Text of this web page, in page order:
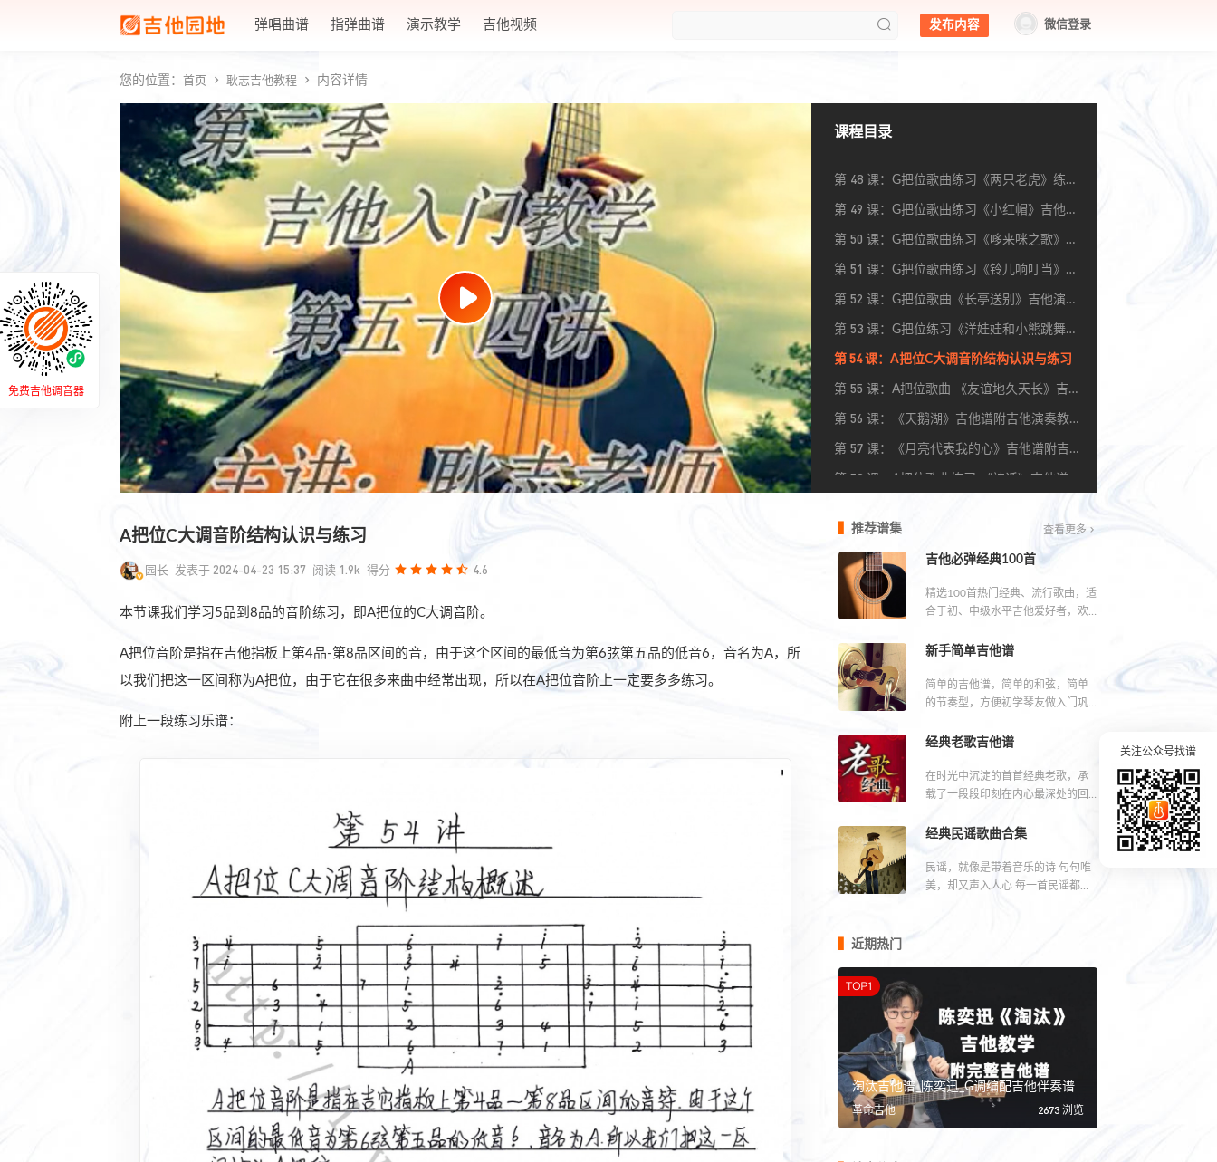
弹唱曲谱 指弹曲谱 演示教学 吉他视频 微信登录
发布内容
您的位置： 首页 耿志吉他教程 内容详情
课程目录
附吉他弹唱教程
课：《多年以前》吉他谱附吉他演奏
第 48 课：G把位歌曲练习《两只老虎》练习
附吉他教程
第 49 课：G把位歌曲练习《小红帽》吉他谱
附吉他演奏练习
第 50 课：G把位歌曲练习《哆来咪之歌》吉
他谱附指法练习
第 51 课：G把位歌曲练习《铃儿响叮当》吉
他谱附吉他演奏教程
第 52 课：G把位歌曲《长亭送别》吉他演奏
练习附教程
第 53 课：G把位练习《洋娃娃和小熊跳舞》
吉他谱附吉他教程
第 54课：A把位C大调音阶结构认识与练习
第 55 课：A把位歌曲 《友谊地久天长》吉
他谱附吉他演奏教程
第 56 课：《天鹅湖》吉他谱附吉他演奏教
程
第 57 课：《月亮代表我的心》吉他谱附吉
他演奏练习教程
第 58 课：A把位歌曲练习 《神话》吉他谱
A把位C大调音阶结构认识与练习
园长 发表于 2024-04-23 15:37 阅读 1.9k 得分 4.6
本节课我们学习5品到8品的音阶练习，即A把位的C大调音阶。
A把位音阶是指在吉他指板上第4品-第8品区间的音，由于这个区间的最低音为第6弦第五品的低音6，音名为A，所
以我们把这一区间称为A把位，由于它在很多来曲中经常出现，所以在A把位音阶上一定要多多练习。
附上一段练习乐谱：
免费吉他调音器
推荐谱集 查看更多
吉他必弹经典100首
精选100首热门经典、流行歌曲，适
合于初、中级水平吉他爱好者，欢
新手简单吉他谱
简单的吉他谱，简单的和弦，简单
的节奏型，方便初学琴友做入门巩
钥匙。
经典老歌吉他谱
在时光中沉淀的首首经典老歌，承
载了一段段印刻在内心最深处的回
光...
经典民谣歌曲合集
民谣，就像是带着音乐的诗 句句唯
美，却又声入人心 每一首民谣都是
近期热门
淘汰吉他谱_陈奕迅_G调编配吉他伴奏谱
革命吉他 2673 浏览
关注公众号找谱